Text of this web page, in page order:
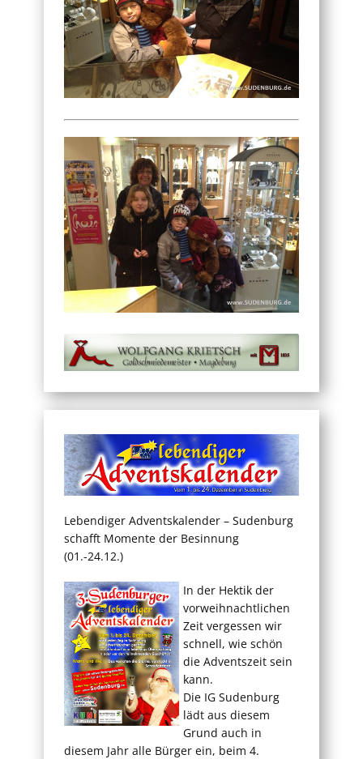
Lebendiger Adventskalender – Sudenburg
schafft Momente der Besinnung
(01.-24.12.)
In der Hektik der
vorweihnachtlichen
Zeit vergessen wir
schnell, wie schön
die Adventszeit sein
kann.
Die IG Sudenburg
lädt aus diesem
Grund auch in
diesem Jahr alle Bürger ein, beim 4.